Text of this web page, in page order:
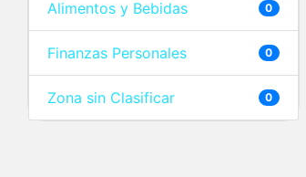
Alimentos y Bebidas 0
Finanzas Personales 0
Zona sin Clasificar 0